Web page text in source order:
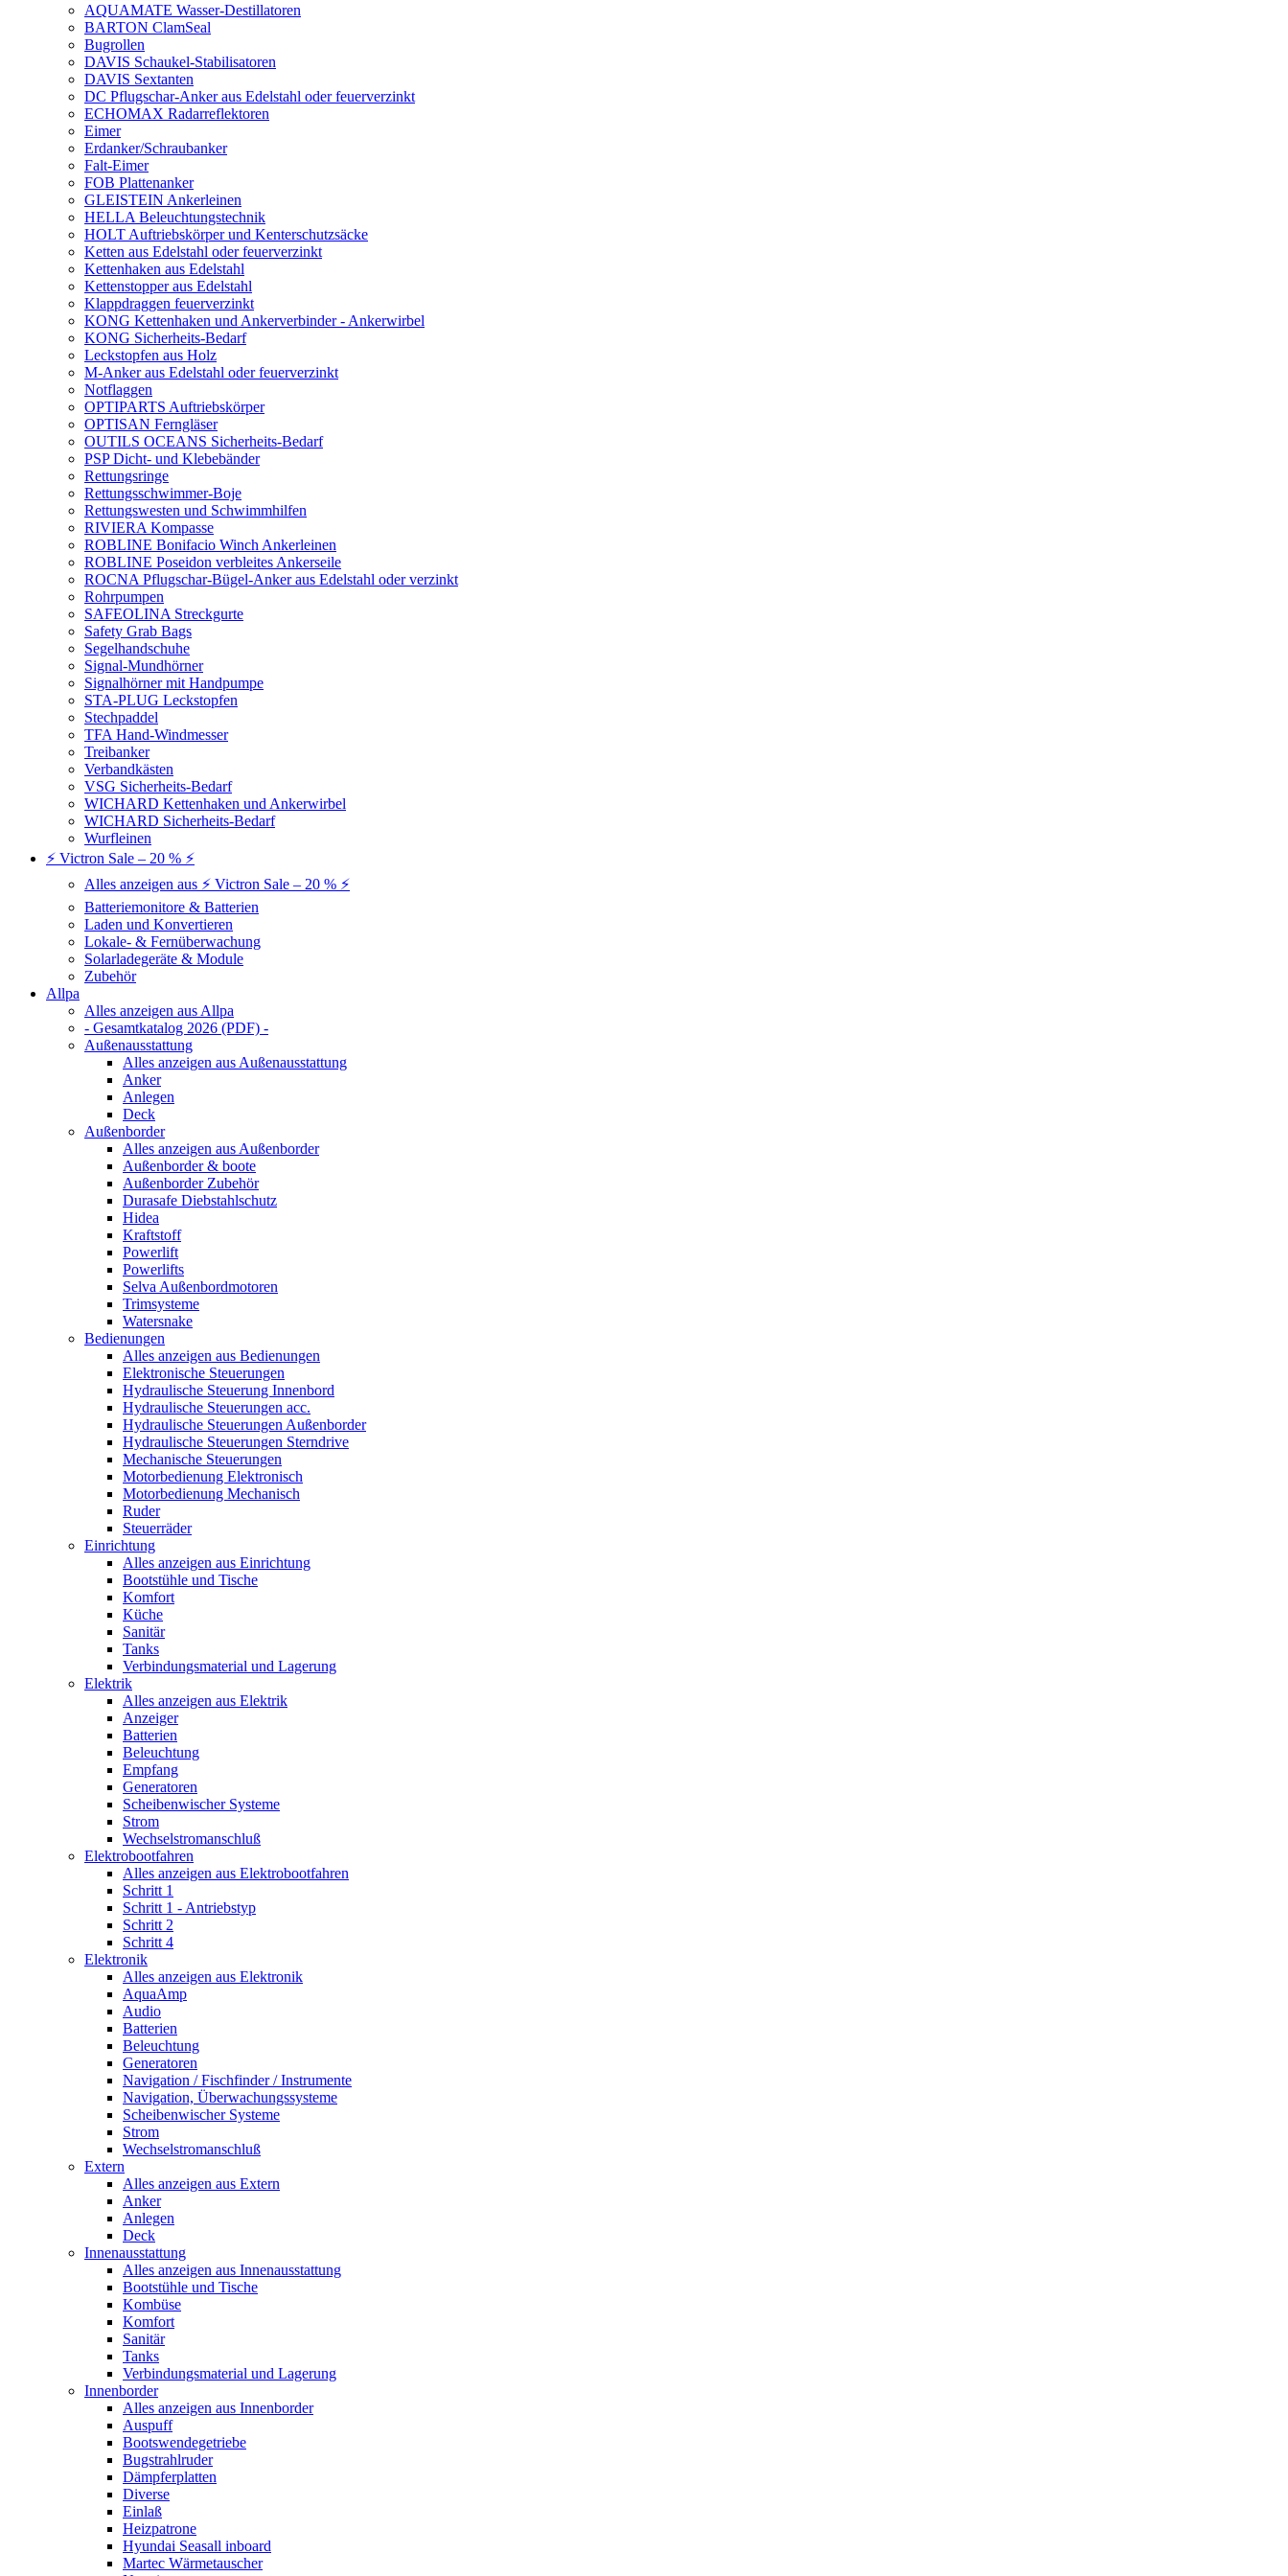
AQUAMATE Wasser-Destillatoren
BARTON ClamSeal
Bugrollen
DAVIS Schaukel-Stabilisatoren
DAVIS Sextanten
DC Pflugschar-Anker aus Edelstahl oder feuerverzinkt
ECHOMAX Radarreflektoren
Eimer
Erdanker/Schraubanker
Falt-Eimer
FOB Plattenanker
GLEISTEIN Ankerleinen
HELLA Beleuchtungstechnik
HOLT Auftriebskörper und Kenterschutzsäcke
Ketten aus Edelstahl oder feuerverzinkt
Kettenhaken aus Edelstahl
Kettenstopper aus Edelstahl
Klappdraggen feuerverzinkt
KONG Kettenhaken und Ankerverbinder - Ankerwirbel
KONG Sicherheits-Bedarf
Leckstopfen aus Holz
M-Anker aus Edelstahl oder feuerverzinkt
Notflaggen
OPTIPARTS Auftriebskörper
OPTISAN Ferngläser
OUTILS OCEANS Sicherheits-Bedarf
PSP Dicht- und Klebebänder
Rettungsringe
Rettungsschwimmer-Boje
Rettungswesten und Schwimmhilfen
RIVIERA Kompasse
ROBLINE Bonifacio Winch Ankerleinen
ROBLINE Poseidon verbleites Ankerseile
ROCNA Pflugschar-Bügel-Anker aus Edelstahl oder verzinkt
Rohrpumpen
SAFEOLINA Streckgurte
Safety Grab Bags
Segelhandschuhe
Signal-Mundhörner
Signalhörner mit Handpumpe
STA-PLUG Leckstopfen
Stechpaddel
TFA Hand-Windmesser
Treibanker
Verbandkästen
VSG Sicherheits-Bedarf
WICHARD Kettenhaken und Ankerwirbel
WICHARD Sicherheits-Bedarf
Wurfleinen
⚡ Victron Sale – 20 % ⚡
Alles anzeigen aus ⚡ Victron Sale – 20 % ⚡
Batteriemonitore & Batterien
Laden und Konvertieren
Lokale- & Fernüberwachung
Solarladegeräte & Module
Zubehör
Allpa
Alles anzeigen aus Allpa
- Gesamtkatalog 2026 (PDF) -
Außenausstattung
Alles anzeigen aus Außenausstattung
Anker
Anlegen
Deck
Außenborder
Alles anzeigen aus Außenborder
Außenborder & boote
Außenborder Zubehör
Durasafe Diebstahlschutz
Hidea
Kraftstoff
Powerlift
Powerlifts
Selva Außenbordmotoren
Trimsysteme
Watersnake
Bedienungen
Alles anzeigen aus Bedienungen
Elektronische Steuerungen
Hydraulische Steuerung Innenbord
Hydraulische Steuerungen acc.
Hydraulische Steuerungen Außenborder
Hydraulische Steuerungen Sterndrive
Mechanische Steuerungen
Motorbedienung Elektronisch
Motorbedienung Mechanisch
Ruder
Steuerräder
Einrichtung
Alles anzeigen aus Einrichtung
Bootstühle und Tische
Komfort
Küche
Sanitär
Tanks
Verbindungsmaterial und Lagerung
Elektrik
Alles anzeigen aus Elektrik
Anzeiger
Batterien
Beleuchtung
Empfang
Generatoren
Scheibenwischer Systeme
Strom
Wechselstromanschluß
Elektrobootfahren
Alles anzeigen aus Elektrobootfahren
Schritt 1
Schritt 1 - Antriebstyp
Schritt 2
Schritt 4
Elektronik
Alles anzeigen aus Elektronik
AquaAmp
Audio
Batterien
Beleuchtung
Generatoren
Navigation / Fischfinder / Instrumente
Navigation, Überwachungssysteme
Scheibenwischer Systeme
Strom
Wechselstromanschluß
Extern
Alles anzeigen aus Extern
Anker
Anlegen
Deck
Innenausstattung
Alles anzeigen aus Innenausstattung
Bootstühle und Tische
Kombüse
Komfort
Sanitär
Tanks
Verbindungsmaterial und Lagerung
Innenborder
Alles anzeigen aus Innenborder
Auspuff
Bootswendegetriebe
Bugstrahlruder
Dämpferplatten
Diverse
Einlaß
Heizpatrone
Hyundai Seasall inboard
Martec Wärmetauscher